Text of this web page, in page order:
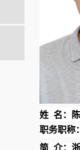
姓 名：
职务职称
简 介：